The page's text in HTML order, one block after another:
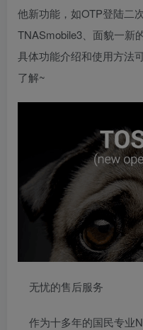
他新功能，如OTP登陆二
TNASmobile3、面貌一新
具体功能介绍和使用方法
了解~
无忧的售后服务
作为十多年的国民专业